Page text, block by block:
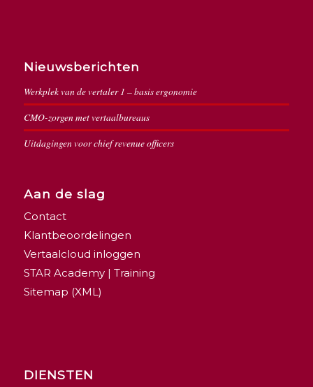
Nieuwsberichten
Werkplek van de vertaler 1 – basis ergonomie
CMO-zorgen met vertaalbureaus
Uitdagingen voor chief revenue officers
Aan de slag
Contact
Klantbeoordelingen
Vertaalcloud inloggen
STAR Academy | Training
Sitemap (XML)
DIENSTEN